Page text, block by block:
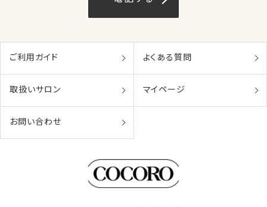
ご利用ガイド よくある質問
取扱いサロン マイページ
お問い合わせ